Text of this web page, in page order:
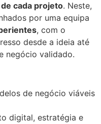
cada projeto. Neste,
por uma equipa
, com o
desde a ideia até
negócio validado.
de negócio viáveis
digital, estratégia e